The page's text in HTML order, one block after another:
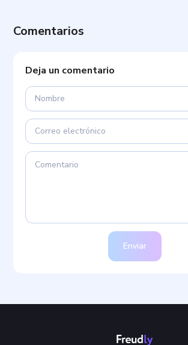
Comentarios
Deja un comentario
Enviar